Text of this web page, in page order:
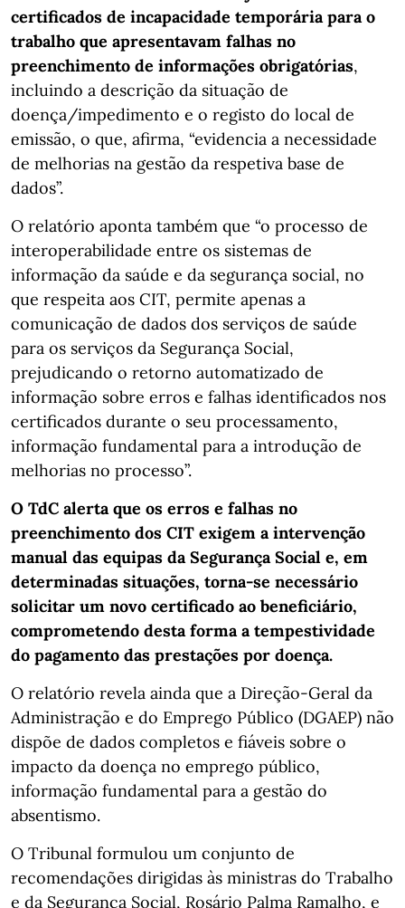
certificados de incapacidade temporária para o
trabalho que apresentavam falhas no
preenchimento de informações obrigatórias,
incluindo a descrição da situação de
doença/impedimento e o registo do local de
emissão, o que, afirma, “evidencia a necessidade
de melhorias na gestão da respetiva base de
dados”.
O relatório aponta também que “o processo de
interoperabilidade entre os sistemas de
informação da saúde e da segurança social, no
que respeita aos CIT, permite apenas a
comunicação de dados dos serviços de saúde
para os serviços da Segurança Social,
prejudicando o retorno automatizado de
informação sobre erros e falhas identificados nos
certificados durante o seu processamento,
informação fundamental para a introdução de
melhorias no processo”.
O TdC alerta que os erros e falhas no
preenchimento dos CIT exigem a intervenção
manual das equipas da Segurança Social e, em
determinadas situações, torna-se necessário
solicitar um novo certificado ao beneficiário,
comprometendo desta forma a tempestividade
do pagamento das prestações por doença.
O relatório revela ainda que a Direção-Geral da
Administração e do Emprego Público (DGAEP) não
dispõe de dados completos e fiáveis sobre o
impacto da doença no emprego público,
informação fundamental para a gestão do
absentismo.
O Tribunal formulou um conjunto de
recomendações dirigidas às ministras do Trabalho
e da Segurança Social, Rosário Palma Ramalho, e